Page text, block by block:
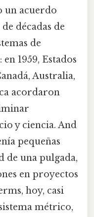
un acuerdo
décadas de
de
1959, Estados
Australia,
acordaron
y ciencia. And
pequeñas
de una pulgada,
en proyectos
hoy, casi
métrico,